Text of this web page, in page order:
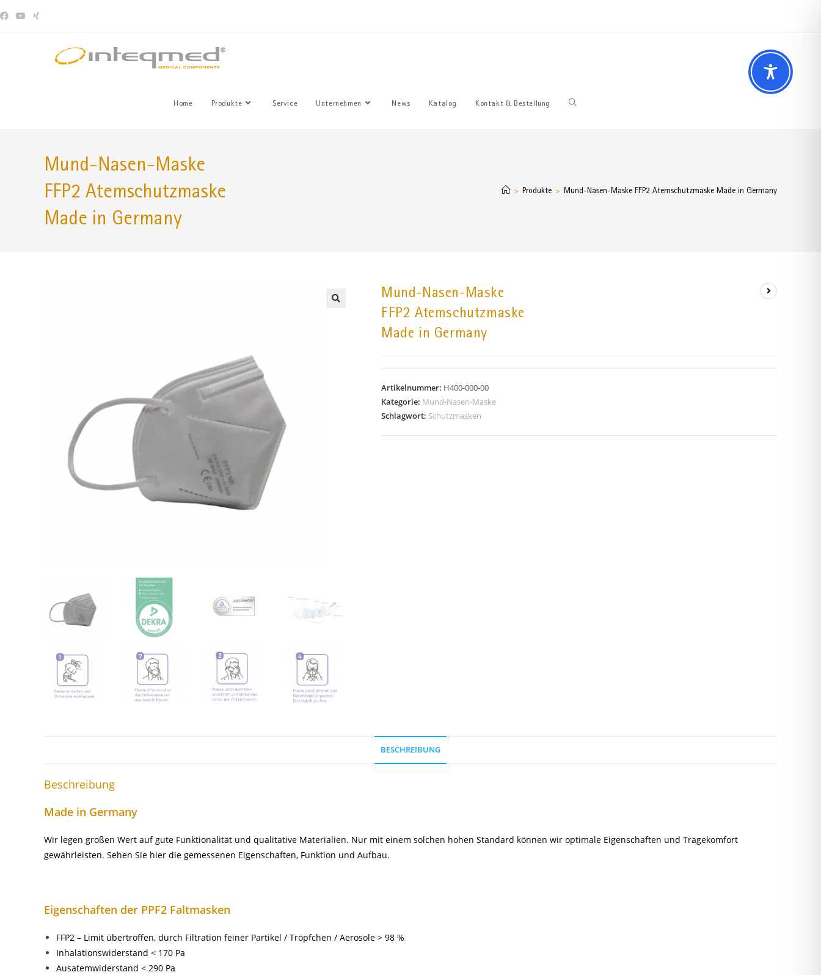
Home Produkte Service Unternehmen News Katalog Kontakt & Bestellung
Mund-Nasen-Maske
FFP2 Atemschutzmaske
Made in Germany
> Produkte > Mund-Nasen-Maske FFP2 Atemschutzmaske Made in Germany
Mund-Nasen-Maske
FFP2 Atemschutzmaske
Made in Germany
Artikelnummer: H400-000-00
Kategorie: Mund-Nasen-Maske
Schlagwort: Schutzmasken
BESCHREIBUNG
Beschreibung
Made in Germany
Wir legen großen Wert auf gute Funktionalität und qualitative Materialien. Nur mit einem solchen hohen Standard können wir optimale Eigenschaften und Tragekomfort
gewährleisten. Sehen Sie hier die gemessenen Eigenschaften, Funktion und Aufbau.
Eigenschaften der PPF2 Faltmasken
FFP2 – Limit übertroffen, durch Filtration feiner Partikel / Tröpfchen / Aerosole > 98 %
Inhalationswiderstand < 170 Pa
Ausatemwiderstand < 290 Pa